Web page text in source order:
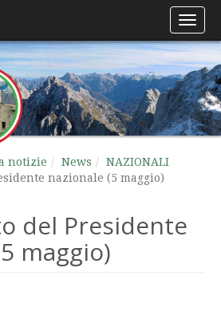
notizie News
NAZIONALI
nazionale (5 maggio)
del Presidente
maggio)